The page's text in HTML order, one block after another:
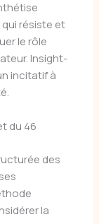
résiste et
le rôle
Insight-
incitatif à
du 46
des
la